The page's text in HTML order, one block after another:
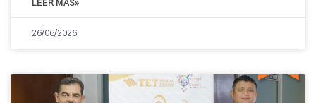
LEER MÁS»
26/06/2026